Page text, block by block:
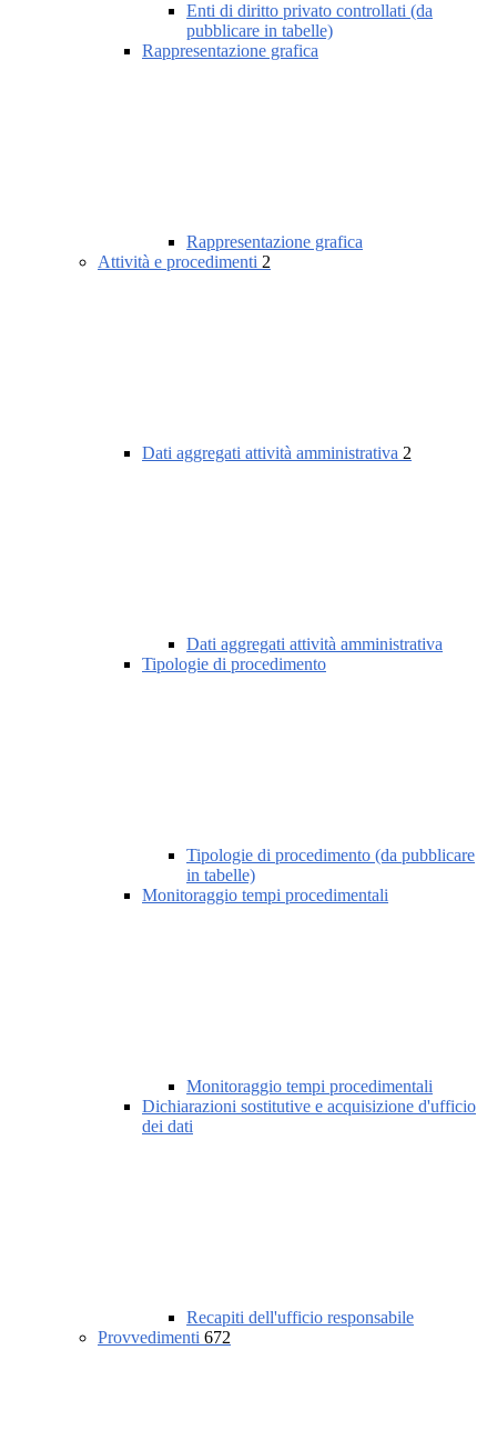
Enti di diritto privato controllati (da
pubblicare in tabelle)
Rappresentazione grafica
Rappresentazione grafica
Attività e procedimenti 2
Dati aggregati attività amministrativa 2
Dati aggregati attività amministrativa
Tipologie di procedimento
Tipologie di procedimento (da pubblicare
in tabelle)
Monitoraggio tempi procedimentali
Monitoraggio tempi procedimentali
Dichiarazioni sostitutive e acquisizione d'ufficio
dei dati
Recapiti dell'ufficio responsabile
Provvedimenti 672